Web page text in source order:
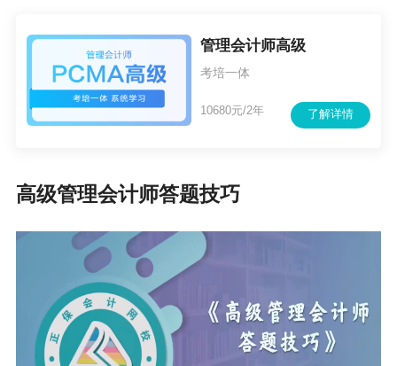
管理会计师高级
考培一体
了解详情
10680元/2年
高级管理会计师答题技巧